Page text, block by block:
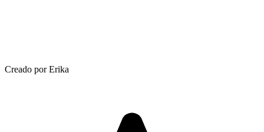
Creado por Erika